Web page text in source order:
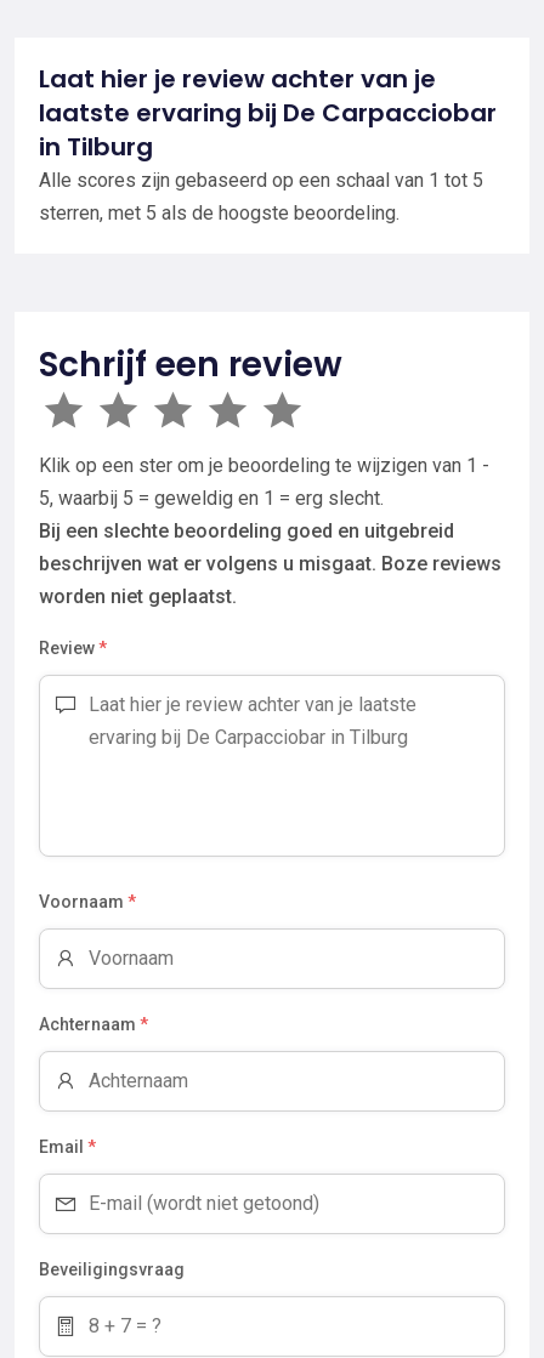
Laat hier je review achter van je
laatste ervaring bij De Carpacciobar
in Tilburg
Alle scores zijn gebaseerd op een schaal van 1 tot 5
sterren, met 5 als de hoogste beoordeling.
Schrijf een review
Klik op een ster om je beoordeling te wijzigen van 1 -
5, waarbij 5 = geweldig en 1 = erg slecht.
Bij een slechte beoordeling goed en uitgebreid
beschrijven wat er volgens u misgaat. Boze reviews
worden niet geplaatst.
Review*
Voornaam *
Achternaam *
Email *
Beveiligingsvraag